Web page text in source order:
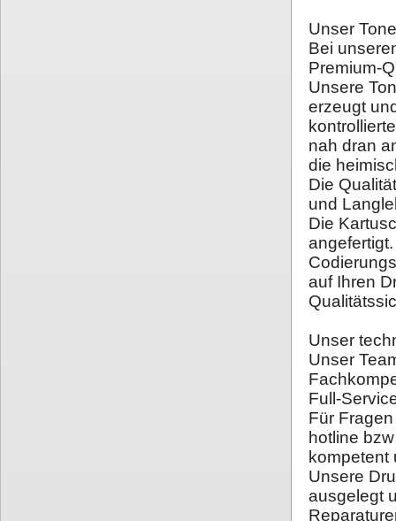
Unser
Bei
Premium-
Unsere
erzeugt
nah dran
die
Die
und
Die
auf Ihren
Unser
Unser
Full-
Für
hotline
kompetent
Unsere
ausgelegt